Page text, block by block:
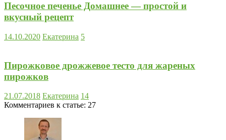
Песочное печенье Домашнее — простой и
вкусный рецепт
14.10.2020 Екатерина 5
Пирожковое дрожжевое тесто для жареных
пирожков
21.07.2018 Екатерина 14
Комментариев к статье: 27